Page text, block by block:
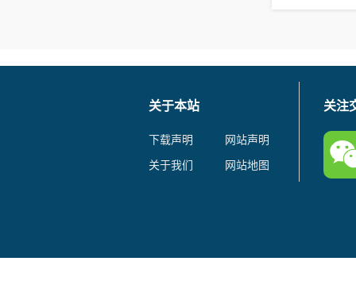
关于本站
下载声明
网站声明
关于我们
网站地图
关注